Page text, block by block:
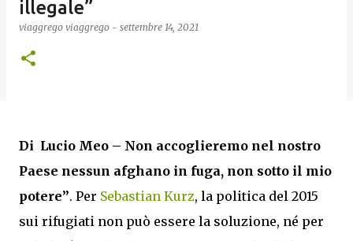
illegale”
viaggrego viaggrego - settembre 14, 2021
Di Lucio Meo – Non accoglieremo nel nostro
Paese nessun afghano in fuga, non sotto il mio
potere”. Per Sebastian Kurz, la politica del 2015
sui rifugiati non può essere la soluzione, né per